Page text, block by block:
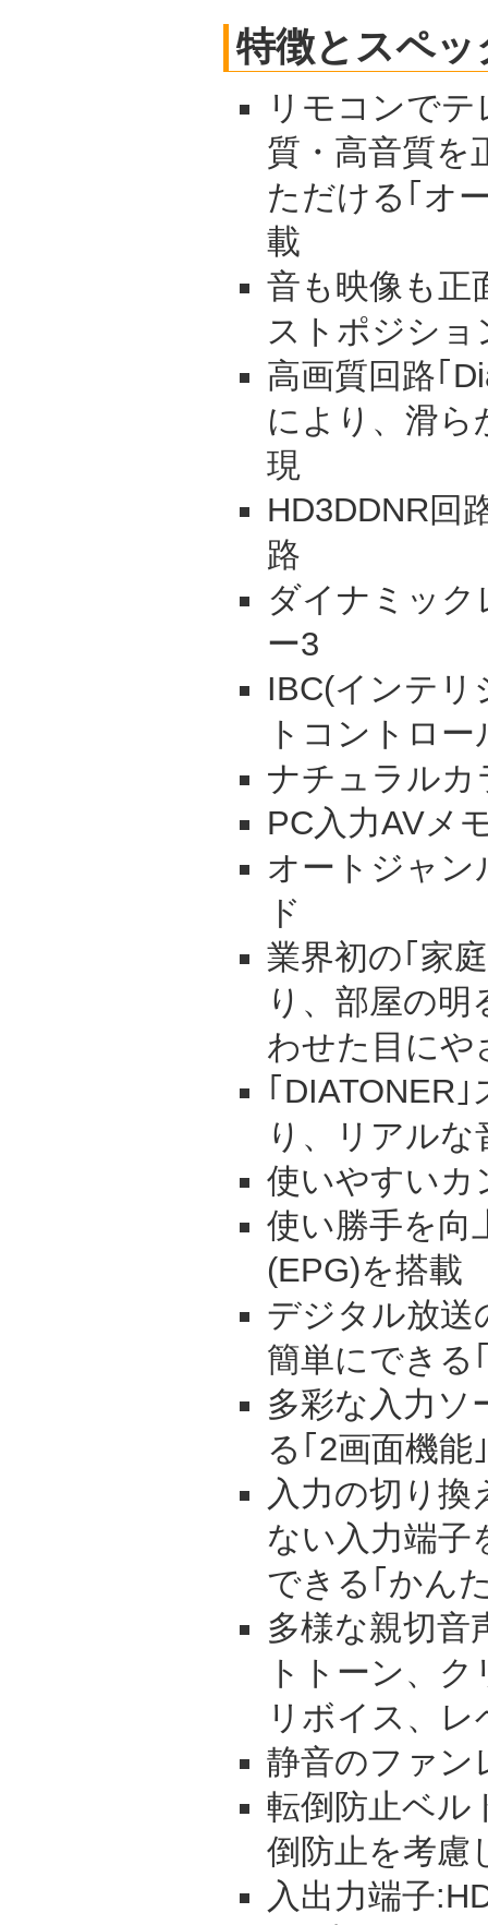
特徴とスペッ
リモコンで
質・高音質を
ただける｢オ
載
音も映像も正
ストポジショ
高画質回路｢
により、滑ら
現
HD3DDNR回
路
ダイナミッ
ー3
IBC(インテ
トコントロー
ナチュラルカ
PC入力AVメ
オートジャン
ド
業界初の｢家
り、部屋の明
わせた目にや
｢DIATONER
り、リアルな
使いやすいカ
使い勝手を向
(EPG)を搭載
デジタル放送
簡単にできる
多彩な入力ソ
る｢2画面機能
入力の切り換
ない入力端子
できる｢かん
多様な親切音
トトーン、
リボイス、
静音のファン
転倒防止ベル
倒防止を考慮
入出力端子